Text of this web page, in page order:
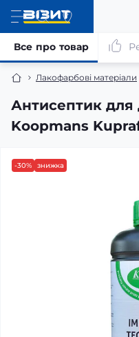
Лакофарбові матеріали
Антисептик для
Koopmans
Все про товар
-30% знижка